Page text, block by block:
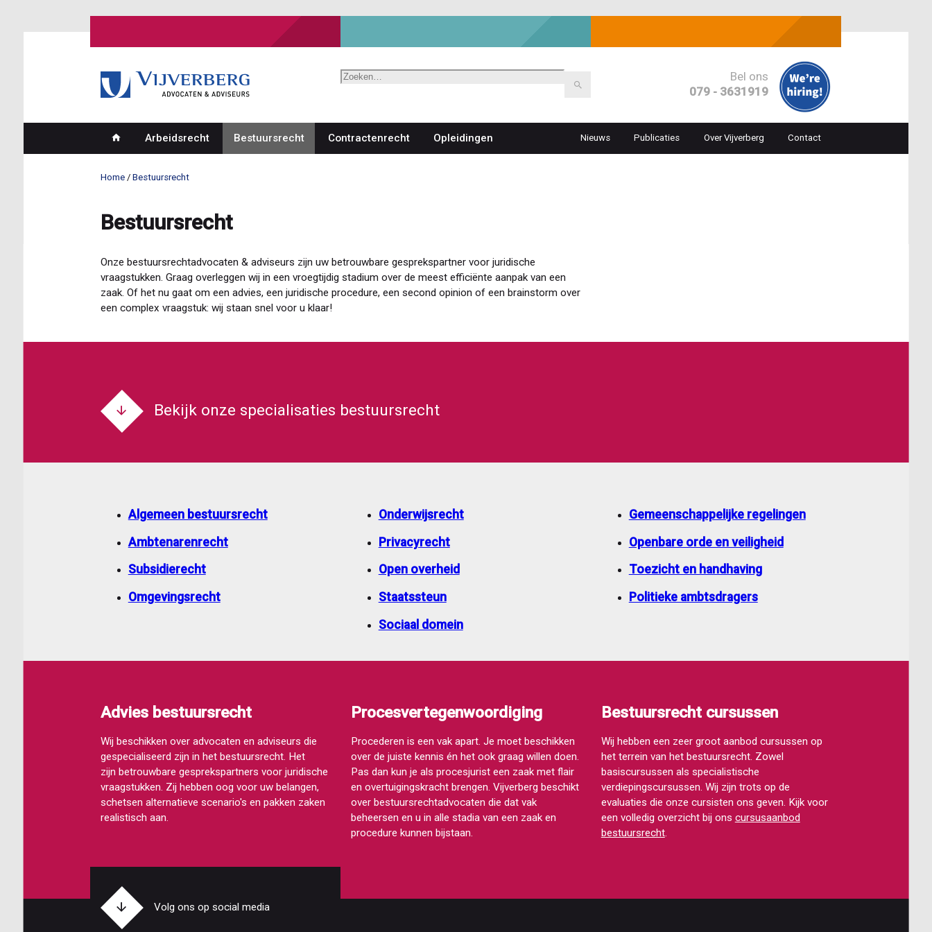
Zoeken
Bel ons
079 - 3631919
Hoofdnavigatie
Arbeidsrecht Bestuursrecht Contractenrecht Opleidingen
Top
navigation
Nieuws Publicaties Over Vijverberg Contact
Home Bestuursrecht
Bestuursrecht
Onze bestuursrechtadvocaten & adviseurs zijn uw betrouwbare gesprekspartner voor juridische
vraagstukken. Graag overleggen wij in een vroegtijdig stadium over de meest efficiënte aanpak van een
zaak. Of het nu gaat om een advies, een juridische procedure, een second opinion of een brainstorm over
een complex vraagstuk: wij staan snel voor u klaar!
Bekijk onze specialisaties bestuursrecht
Algemeen bestuursrecht
Ambtenarenrecht
Subsidierecht
Omgevingsrecht
Onderwijsrecht
Privacyrecht
Open overheid
Staatssteun
Sociaal domein
Gemeenschappelijke regelingen
Openbare orde en veiligheid
Toezicht en handhaving
Politieke ambtsdragers
Advies bestuursrecht
Wij beschikken over advocaten en adviseurs die
gespecialiseerd zijn in het bestuursrecht. Het
zijn betrouwbare gesprekspartners voor juridische
vraagstukken. Zij hebben oog voor uw belangen,
schetsen alternatieve scenario's en pakken zaken
realistisch aan.
Procesvertegenwoordiging
Procederen is een vak apart. Je moet beschikken
over de juiste kennis én het ook graag willen doen.
Pas dan kun je als procesjurist een zaak met flair
en overtuigingskracht brengen. Vijverberg beschikt
over bestuursrechtadvocaten die dat vak
beheersen en u in alle stadia van een zaak en
procedure kunnen bijstaan.
Bestuursrecht cursussen
Wij hebben een zeer groot aanbod cursussen op
het terrein van het bestuursrecht. Zowel
basiscursussen als specialistische
verdiepingscursussen. Wij zijn trots op de
evaluaties die onze cursisten ons geven. Kijk voor
een volledig overzicht bij ons cursusaanbod
bestuursrecht.
Volg ons op social media